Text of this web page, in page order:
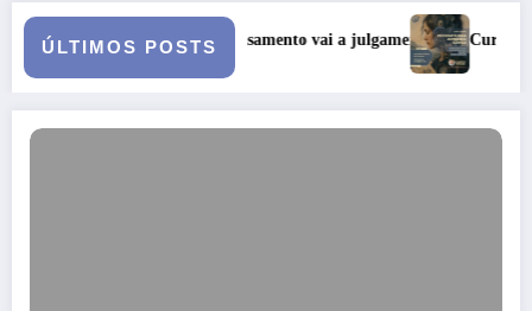
ÚLTIMOS POSTS
quando o casamento vai a julgamento Curso: Psicopatologia